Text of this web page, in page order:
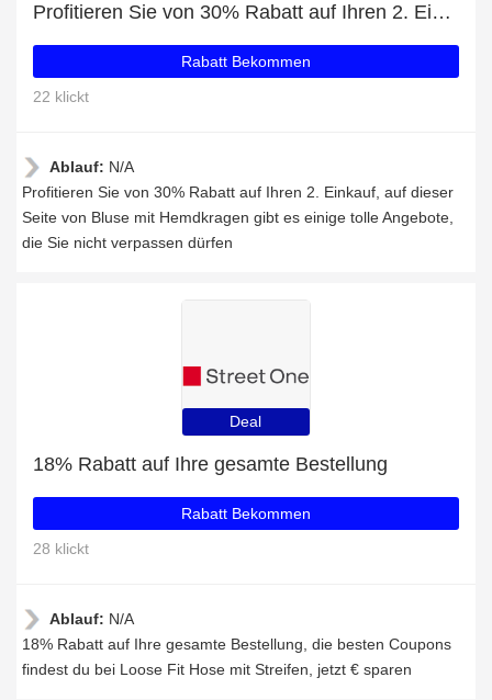
Profitieren Sie von 30% Rabatt auf Ihren 2. Einkauf
Rabatt Bekommen
22 klickt
Ablauf: N/A
Profitieren Sie von 30% Rabatt auf Ihren 2. Einkauf, auf dieser
Seite von Bluse mit Hemdkragen gibt es einige tolle Angebote,
die Sie nicht verpassen dürfen
Deal
18% Rabatt auf Ihre gesamte Bestellung
Rabatt Bekommen
28 klickt
Ablauf: N/A
18% Rabatt auf Ihre gesamte Bestellung, die besten Coupons
findest du bei Loose Fit Hose mit Streifen, jetzt € sparen